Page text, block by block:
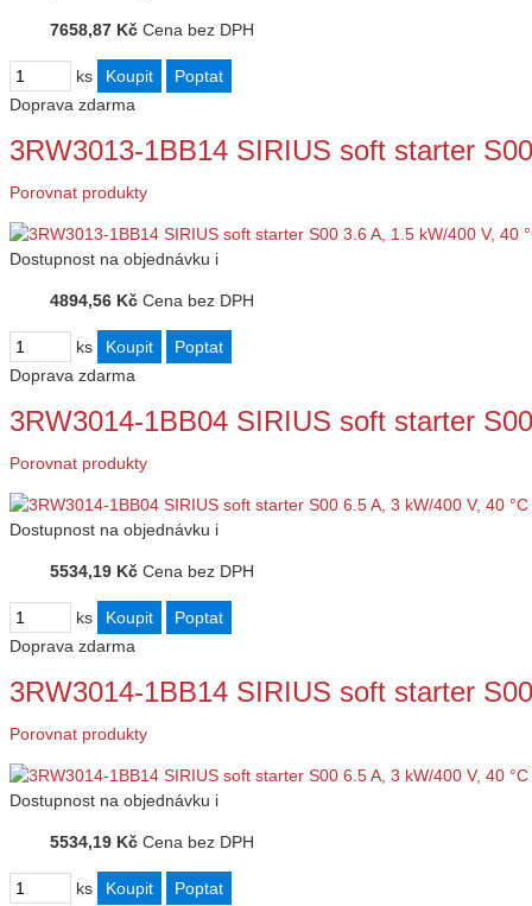
7658,87 Kč Cena bez DPH
ks
Doprava zdarma
3RW3013-1BB14 SIRIUS soft starter
Porovnat produkty
Dostupnost na objednávku i
4894,56 Kč Cena bez DPH
ks
Doprava zdarma
3RW3014-1BB04 SIRIUS soft starter
Porovnat produkty
Dostupnost na objednávku i
5534,19 Kč Cena bez DPH
ks
Doprava zdarma
3RW3014-1BB14 SIRIUS soft starter
Porovnat produkty
Dostupnost na objednávku i
5534,19 Kč Cena bez DPH
ks